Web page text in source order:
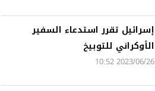
إسرائيل تقرر استدعاء السفير
الأوكراني للتوبيخ
2023/06/26 10:52